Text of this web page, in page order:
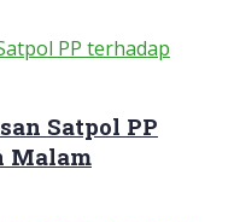
Satpol PP
Malam